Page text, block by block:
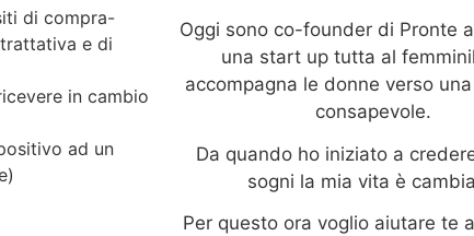
di compra-
e di
in cambio
ad un
Oggi sono co-founder di Pronte
una start up tutta al
accompagna le donne verso
consapevole.
Da quando ho iniziato a
sogni la mia vita è
Per questo ora voglio aiutare te